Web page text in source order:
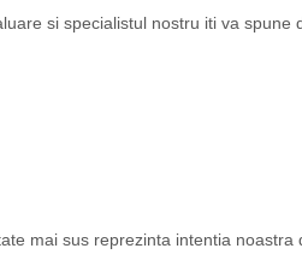
si specialistul nostru iti va
mai sus reprezinta intentia